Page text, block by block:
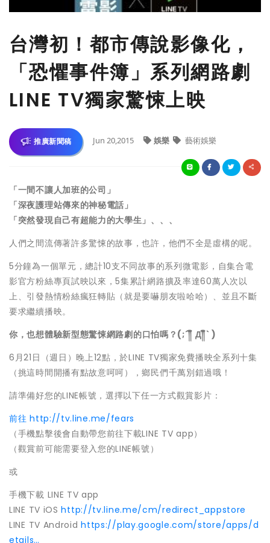
台灣初！都市傳說影像化，
「恐懼事件簿」系列網路劇
LINE TV獨家驚悚上映
推廣新聞稿 Jun 20,2015 娛樂 藝術娛樂
「一間不讓人加班的公司」
「深夜護理站傳來的神秘電話」
「突然發現自己有超能力的大學生」、、、
人們之間流傳著許多驚悚的故事，也許，他們不全是虛構的呢。
5分鐘為一個單元，總計10支不同故事的系列微電影，自集合電
影官方粉絲專頁試映以來，5集累計網路擴及率達60萬人次以
上、引發熱情粉絲瘋狂轉貼（就是要嚇朋友啦哈哈）、並且不斷
要求繼續播映。
你 ，也想體驗新型態驚悚網路劇的口怕嗎 ？ (;´༎ Д༎` )
6月21日（週日）晚上12點，於LINE TV獨家免費播映全系列十集
（挑這時間開播有點故意呵呵），鄉民們千萬別錯過哦！
請準備好您的LINE帳號，選擇以下任一方式觀賞影片：
前往 http://tv.line.me/fears
（手機點擊後會自動帶您前往下載LINE TV app）
（觀賞前可能需要登入您的LINE帳號）
或
手機下載 LINE TV app
LINE TV iOShttp://tv.line.me/cm/redirect_appstore
LINE TV Androidhttps://play.google.com/store/apps/d
etails…